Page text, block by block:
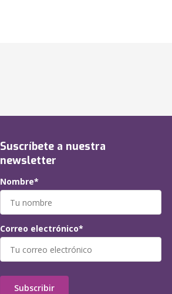
Suscríbete a nuestra
newsletter
Nombre*
Correo electrónico*
Subscribir